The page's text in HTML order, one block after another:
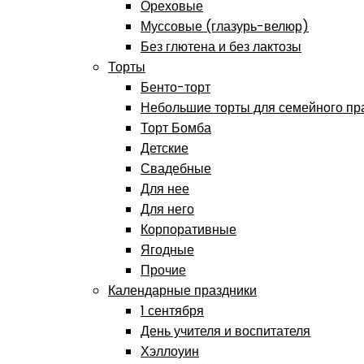
Ореховые
Муссовые (глазурь-велюр)
Без глютена и без лактозы
Торты
Бенто-торт
Небольшие торты для семейного
Торт Бомба
Детские
Свадебные
Для нее
Для него
Корпоративные
Ягодные
Прочие
Календарные праздники
1 сентября
День учителя и воспитателя
Хэллоуин